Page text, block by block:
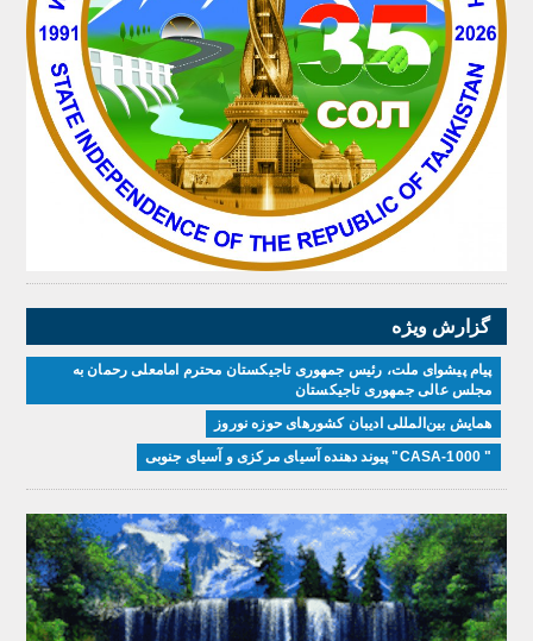
گزارش ویژه
پیام پیشوای ملت، رئیس جمهوری تاجیکستان محترم امامعلی رحمان به
مجلس عالی جمهوری تاجیکستان
همایش بین‌المللی ادیبان کشور‌های حوزه نوروز
" CASA-1000" پیوند دهنده آسیای مرکزی و آسیای جنوبی